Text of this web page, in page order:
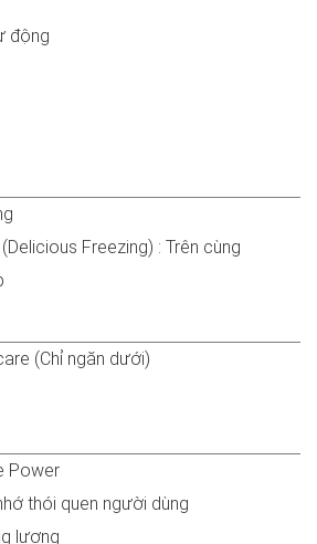
động
Freezing) : Trên cùng
(Chỉ ngăn dưới)
Power
thói quen người dùng
lượng